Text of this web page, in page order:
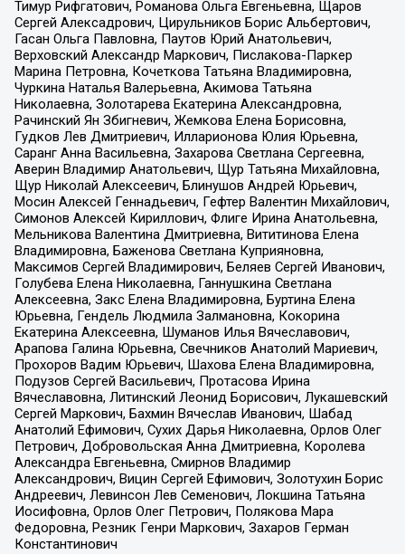
Тимур Рифгатович, Романова Ольга Евгеньевна, Щаров
Сергей Алексадрович, Цирульников Борис Альбертович,
Гасан Ольга Павловна, Паутов Юрий Анатольевич,
Верховский Александр Маркович, Пислакова-Паркер
Марина Петровна, Кочеткова Татьяна Владимировна,
Чуркина Наталья Валерьевна, Акимова Татьяна
Николаевна, Золотарева Екатерина Александровна,
Рачинский Ян Збигневич, Жемкова Елена Борисовна,
Гудков Лев Дмитриевич, Илларионова Юлия Юрьевна,
Саранг Анна Васильевна, Захарова Светлана Сергеевна,
Аверин Владимир Анатольевич, Щур Татьяна Михайловна,
Щур Николай Алексеевич, Блинушов Андрей Юрьевич,
Мосин Алексей Геннадьевич, Гефтер Валентин Михайлович,
Симонов Алексей Кириллович, Флиге Ирина Анатольевна,
Мельникова Валентина Дмитриевна, Вититинова Елена
Владимировна, Баженова Светлана Куприяновна,
Максимов Сергей Владимирович, Беляев Сергей Иванович,
Голубева Елена Николаевна, Ганнушкина Светлана
Алексеевна, Закс Елена Владимировна, Буртина Елена
Юрьевна, Гендель Людмила Залмановна, Кокорина
Екатерина Алексеевна, Шуманов Илья Вячеславович,
Арапова Галина Юрьевна, Свечников Анатолий Мариевич,
Прохоров Вадим Юрьевич, Шахова Елена Владимировна,
Подузов Сергей Васильевич, Протасова Ирина
Вячеславовна, Литинский Леонид Борисович, Лукашевский
Сергей Маркович, Бахмин Вячеслав Иванович, Шабад
Анатолий Ефимович, Сухих Дарья Николаевна, Орлов Олег
Петрович, Добровольская Анна Дмитриевна, Королева
Александра Евгеньевна, Смирнов Владимир
Александрович, Вицин Сергей Ефимович, Золотухин Борис
Андреевич, Левинсон Лев Семенович, Локшина Татьяна
Иосифовна, Орлов Олег Петрович, Полякова Мара
Федоровна, Резник Генри Маркович, Захаров Герман
Константинович